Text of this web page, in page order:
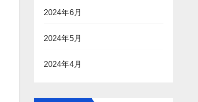
2024年6月
2024年5月
2024年4月